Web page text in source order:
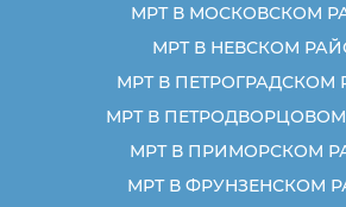
МРТ В МОСКОВСКОМ
МРТ В НЕВСКОМ
МРТ В ПЕТРОГРАДСКОМ
МРТ В
МРТ В ПРИМОРСКОМ
МРТ В ФРУНЗЕНСКОМ